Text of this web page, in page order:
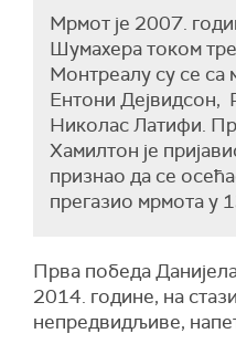
Мрмот је 2007.
Шумахера током
Монтреалу су се са
Ентони Дејвидсон,
Николас Латифи.
Хамилтон је
признао да се
прегазио мрмота у
Прва победа
2014. године, на
непредвидљиве,